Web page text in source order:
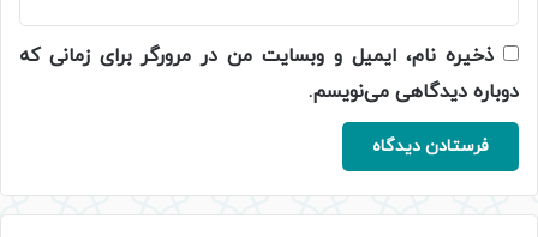
ذخیره نام، ایمیل و وبسایت من در مرورگر برای زمانی که
دوباره دیدگاهی می‌نویسم.